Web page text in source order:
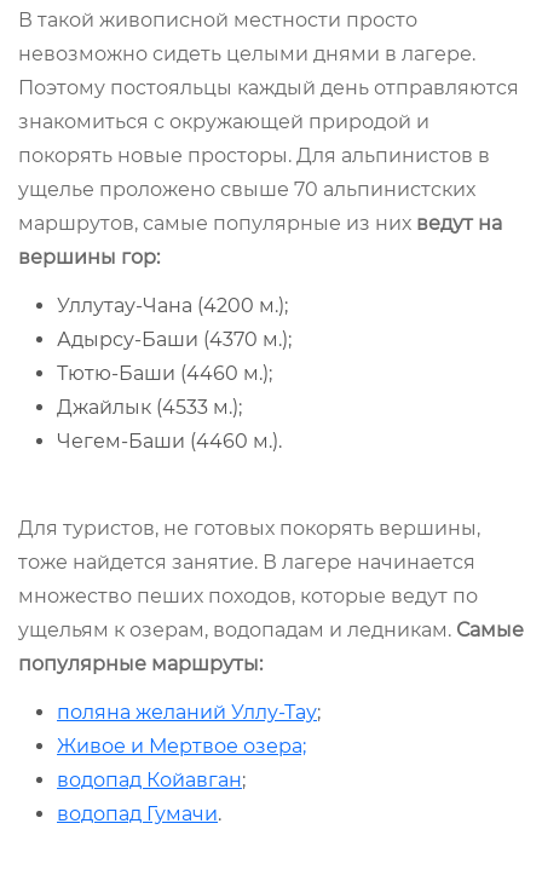
В такой живописной местности просто
невозможно сидеть целыми днями в лагере.
Поэтому постояльцы каждый день отправляются
знакомиться с окружающей природой и
покорять новые просторы. Для альпинистов в
ущелье проложено свыше 70 альпинистских
маршрутов, самые популярные из них ведут на
вершины гор:
Уллутау-Чана (4200 м.);
Адырсу-Баши (4370 м.);
Тютю-Баши (4460 м.);
Джайлык (4533 м.);
Чегем-Баши (4460 м.).
Для туристов, не готовых покорять вершины,
тоже найдется занятие. В лагере начинается
множество пеших походов, которые ведут по
ущельям к озерам, водопадам и ледникам. Самые
популярные маршруты:
поляна желаний Уллу-Тау;
Живое и Мертвое озера;
водопад Койавган;
водопад Гумачи.